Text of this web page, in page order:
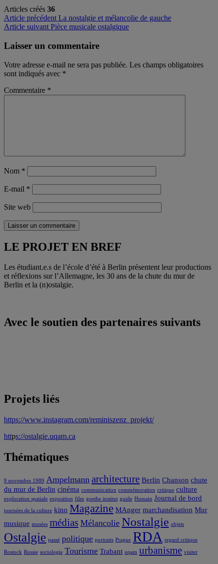
Articles créés 36
Navigation
de
l’article
Article précédent La nostalgie et mélancolie de gauche
Article suivant Pièce musicale ostalgique
Laisser un commentaire
Votre adresse e-mail ne sera pas publiée. Les champs obligatoires
sont indiqués avec *
Commentaire *
Nom *
E-mail *
Site web
Laisser un commentaire
LE PROJET EN BREF
Les étudiant.e.s de l’école d’été à Berlin présentent leur productions
et réflexions sur l’Allemagne, les 30 ans de la chute du mur de
Berlin et la (n)ostalgie.
Avec le soutien des partenaires suivants
Projets liés
https://www.instagram.com/reminiszenz_projekt/
https://ostalgie.uqam.ca
Thématiques
9 novembre 1989 Ampelmann architecture Berlin Chanson chute
du mur de Berlin cinéma communication commémoration critique culture
exploration spatiale exposition film goethe institut guide Humain Journal de bord
journées de la culture kino Magazine MAnger marchandisation Mur
musique musées médias Mélancolie Nostalgie objets
Ostalgie passé politique portraits Prague RDA regard critique
Rostock Russie sociologie Tourisme Trabant uqam urbanisme visiter